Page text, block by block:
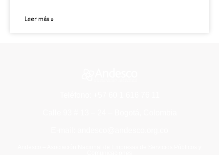
Leer más »